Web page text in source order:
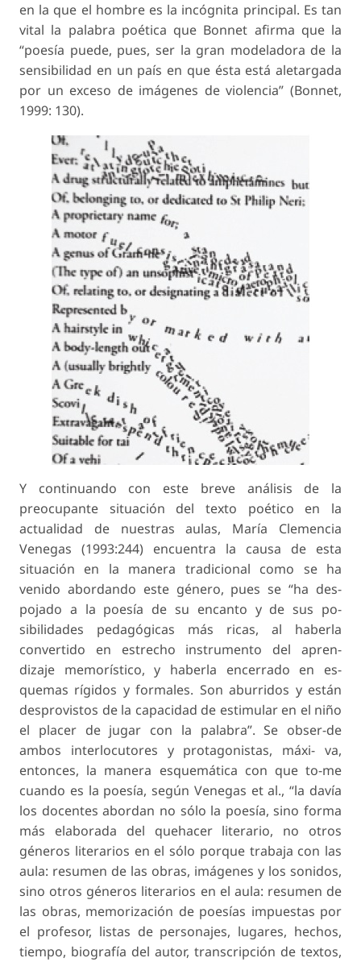
en la que el hombre es la incógnita principal. Es tan
vital la palabra poética que Bonnet afirma que la
“poesía puede, pues, ser la gran modeladora de la
sensibilidad en un país en que ésta está aletargada
por un exceso de imágenes de violencia” (Bonnet,
1999: 130).
Y continuando con este breve análisis de la
preocupante situación del texto poético en la
actualidad de nuestras aulas, María Clemencia
Venegas (1993:244) encuentra la causa de esta
situación en la manera tradicional como se ha
venido abordando este género, pues se “ha des-
pojado a la poesía de su encanto y de sus po-
sibilidades pedagógicas más ricas, al haberla
convertido en estrecho instrumento del apren-
dizaje memorístico, y haberla encerrado en es-
quemas rígidos y formales. Son aburridos y están
desprovistos de la capacidad de estimular en el niño
el placer de jugar con la palabra”. Se obser-de
ambos interlocutores y protagonistas, máxi- va,
entonces, la manera esquemática con que to-me
cuando es la poesía, según Venegas et al., “la davía
los docentes abordan no sólo la poesía, sino forma
más elaborada del quehacer literario, no otros
géneros literarios en el sólo porque trabaja con las
aula: resumen de las obras, imágenes y los sonidos,
sino otros géneros literarios en el aula: resumen de
las obras, memorización de poesías impuestas por
el profesor, listas de personajes, lugares, hechos,
tiempo, biografía del autor, transcripción de textos,